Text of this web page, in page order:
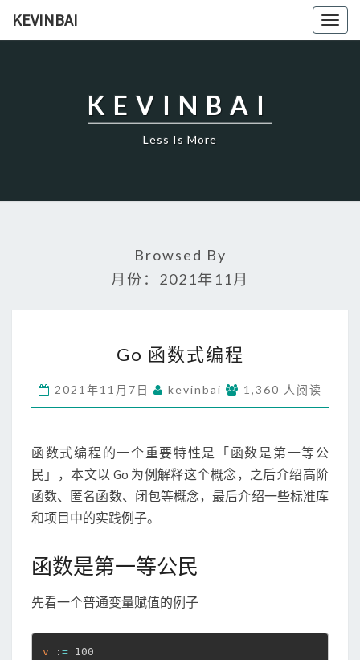
KEVINBAI
KEVINBAI
Less Is More
Browsed By
月份：2021年11月
O
函
数
式
Go 函数式编程
2021年11月7日 kevinbai 1,360 人阅读
函数式编程的一个重要特性是「函数是第一等公
民」，本文以 Go 为例解释这个概念，之后介绍高阶
函数、匿名函数、闭包等概念，最后介绍一些标准库
和项目中的实践例子。
函数是第一等公民
先看一个普通变量赋值的例子
v : = 100